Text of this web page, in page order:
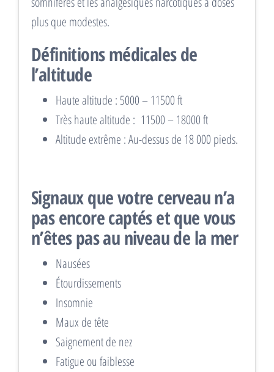
plus que modestes.
Définitions médicales de
l’altitude
Haute altitude : 5000 – 11500 ft
Très haute altitude : 11500 – 18000 ft
Altitude extrême : Au-dessus de 18 000 pieds.
Signaux que votre cerveau n’a
pas encore captés et que vous
n’êtes pas au niveau de la mer
Nausées
Étourdissements
Insomnie
Maux de tête
Saignement de nez
Fatigue ou faiblesse